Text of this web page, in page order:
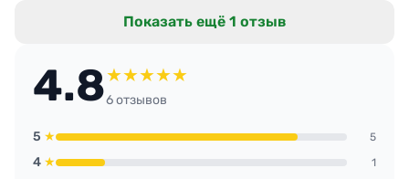
верхнюю полку в гардеробной, обнаружил уже
осадочек остался. А так — твёрдая четвёрка,
плитка на кухне и паркет просто сияют.
Показать ещё 1 отзыв
4.8★★★★★
6 отзывов
5 ★ 5
4 ★ 1